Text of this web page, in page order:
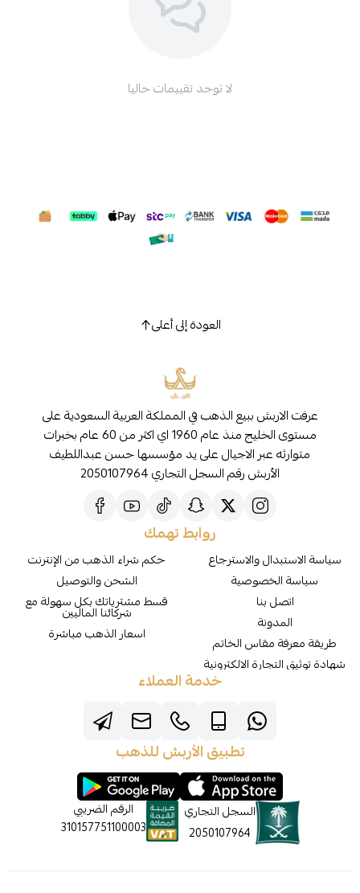
لا توجد تقييمات حاليا
العودة إلى أعلى
عرفت الاربش ببيع الذهب في المملكة العربية السعودية على
مستوى الخليج منذ عام 1960 اي اكثر من 60 عام بخبرات
متوارثه عبر الاجيال على يد مؤسسها حسن عبداللطيف
الأربش رقم السجل التجاري 2050107964
روابط تهمك
سياسة الاستبدال والاسترجاع
سياسة الخصوصية
اتصل بنا
المدونة
طريقة معرفة مقاس الخاتم
شهادة توثيق التجارة الالكترونية
حكم شراء الذهب من الإنترنت
الشحن والتوصيل
قسط مشترياتك بكل سهولة مع
شركائنا الماليين
اسعار الذهب مباشرة
خدمة العملاء
تطبيق الأربش للذهب
السجل التجاري
2050107964
الرقم الضريبي
310157751100003